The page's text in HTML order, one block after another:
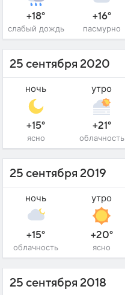
+18°
слабый дождь
+16°
пасмурно
25 сентября 2020
ночь
+15°
ясно
утро
+21°
облачность
25 сентября 2019
ночь
+15°
облачность
утро
+20°
ясно
25 сентября 2018